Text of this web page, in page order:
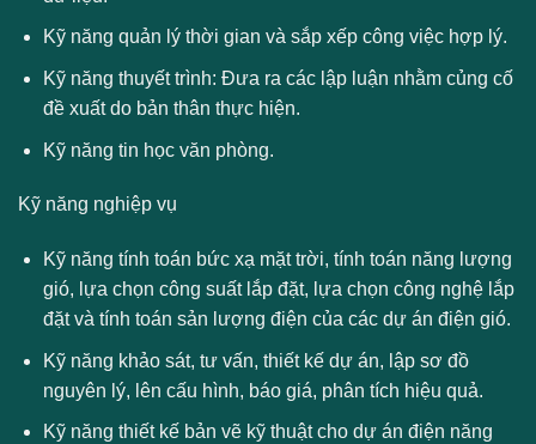
Kỹ năng quản lý thời gian và sắp xếp công việc hợp lý.
Kỹ năng thuyết trình: Đưa ra các lập luận nhằm củng cố
đề xuất do bản thân thực hiện.
Kỹ năng tin học văn phòng.
Kỹ năng nghiệp vụ
Kỹ năng tính toán bức xạ mặt trời, tính toán năng lượng
gió, lựa chọn công suất lắp đặt, lựa chọn công nghệ lắp
đặt và tính toán sản lượng điện của các dự án điện gió.
Kỹ năng khảo sát, tư vấn, thiết kế dự án, lập sơ đồ
nguyên lý, lên cấu hình, báo giá, phân tích hiệu quả.
Kỹ năng thiết kế bản vẽ kỹ thuật cho dự án điện năng